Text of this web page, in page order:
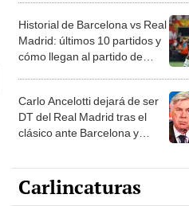
Historial de Barcelona vs Real
Madrid: últimos 10 partidos y
cómo llegan al partido de
Carlo Ancelotti dejará de ser
DT del Real Madrid tras el
clásico ante Barcelona y
Carlincaturas